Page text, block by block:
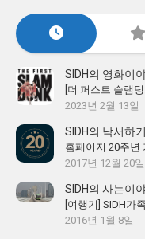
SIDH의 영화이
[더 퍼스트 슬램
2023년 2월 13일
SIDH의 낙서하기
홈페이지 20주년
2017년 12월 20일
SIDH의 사는이
[여행기] SIDH가
2016년 1월 8일